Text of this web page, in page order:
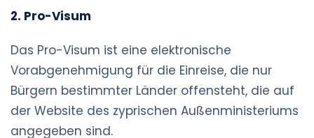
2. Pro-Visum
Das Pro-Visum ist eine elektronische
Vorabgenehmigung für die Einreise, die nur
Bürgern bestimmter Länder offensteht, die auf
der Website des zyprischen Außenministeriums
angegeben sind.